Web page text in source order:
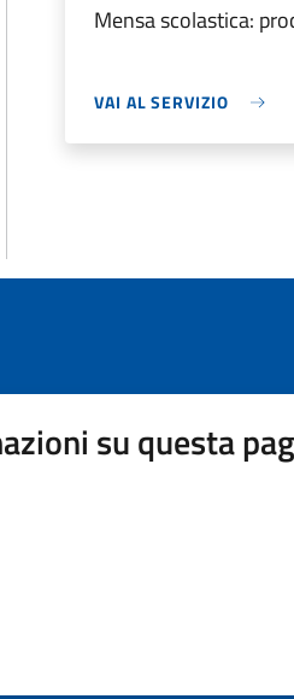
Mensa scolastica:
VAI AL SERVIZIO
su questa